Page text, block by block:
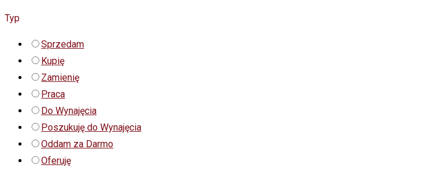
Typ
Sprzedam
Kupię
Zamienię
Praca
Do Wynajęcia
Poszukuję do Wynajęcia
Oddam za Darmo
Oferuję